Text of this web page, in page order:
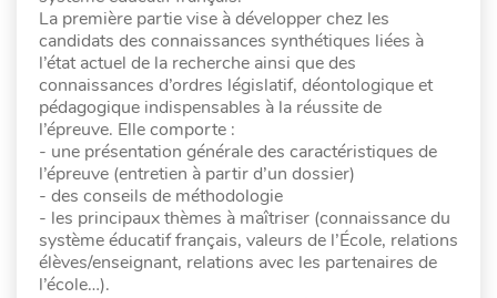
La première partie vise à développer chez les
candidats des connaissances synthétiques liées à
l’état actuel de la recherche ainsi que des
connaissances d’ordres législatif, déontologique et
pédagogique indispensables à la réussite de
l’épreuve. Elle comporte :
- une présentation générale des caractéristiques de
l’épreuve (entretien à partir d’un dossier)
- des conseils de méthodologie
- les principaux thèmes à maîtriser (connaissance du
système éducatif français, valeurs de l’École, relations
élèves/enseignant, relations avec les partenaires de
l’école…).